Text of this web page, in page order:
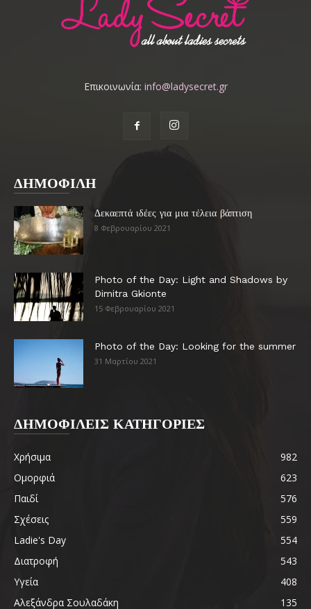
Επικοινωνία: info@ladysecret.gr
ΔΗΜΟΦΙΛΗ
Δεκαεπτά ιδέες για μια τέλεια βάπτιση
8 Φεβρουαρίου 2021
Photo of the Day: Light and Shadows by
Dimitra Gkionte
15 Φεβρουαρίου 2021
Photo of the Day: Looking for the summer
31 Μαρτίου 2021
ΔΗΜΟΦΙΛΕΙΣ ΚΑΤΗΓΟΡΙΕΣ
Χρήσιμα
982
Ομορφιά
623
Παιδί
576
Σχέσεις
559
Ladie's Day
554
Διατροφή
543
Υγεία
408
Αλεξάνδρα Σουλαδάκη
135